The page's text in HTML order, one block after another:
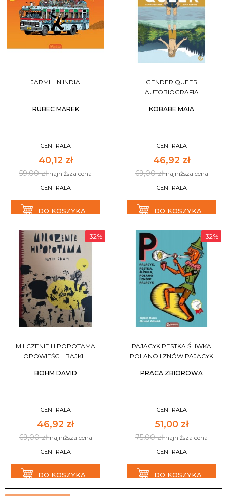
JARMIL IN INDIA
RUBEC MAREK
CENTRALA
40,12 zł
59,00 złnajniższa cena
CENTRALA
DO KOSZYKA
GENDER QUEER
AUTOBIOGRAFIA
KOBABE MAIA
CENTRALA
46,92 zł
69,00 złnajniższa cena
CENTRALA
DO KOSZYKA
-32%
MILCZENIE HIPOPOTAMA
OPOWIEŚCI I BAJKI...
BOHM DAVID
CENTRALA
46,92 zł
69,00 złnajniższa cena
CENTRALA
DO KOSZYKA
-32%
PAJACYK PESTKA ŚLIWKA
POLANO I ZNÓW PAJACYK
PRACA ZBIOROWA
CENTRALA
51,00 zł
75,00 złnajniższa cena
CENTRALA
DO KOSZYKA